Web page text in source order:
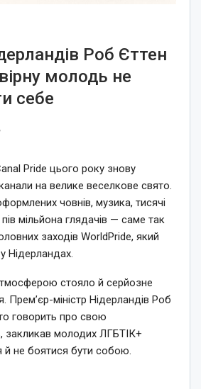
Роб Єттен
молодь не
себе
Pride цього року знову
на велике веселкове свято.
човнів, музика, тисячі
мільйона глядачів — саме так
заходів WorldPride, який
Нідерландах.
стояло й серйозне
Прем’єр-міністр Нідерландів Роб
говорить про свою
закликав молодих ЛГБТІК+
й не боятися бути собою.